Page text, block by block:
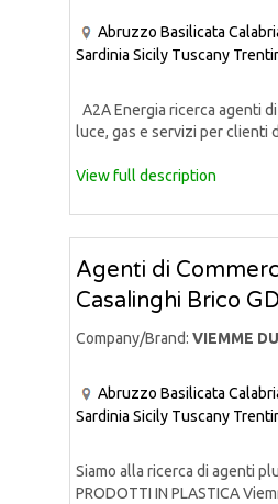
Abruzzo Basilicata
Sardinia Sicily Tuscany
A2A Energia ricerca agenti
luce, gas e servizi per clienti
View full description
Agenti di
Casalinghi Brico
Company/Brand: VIEMME
Abruzzo Basilicata
Sardinia Sicily Tuscany
Siamo alla ricerca di agenti
PRODOTTI IN PLASTICA